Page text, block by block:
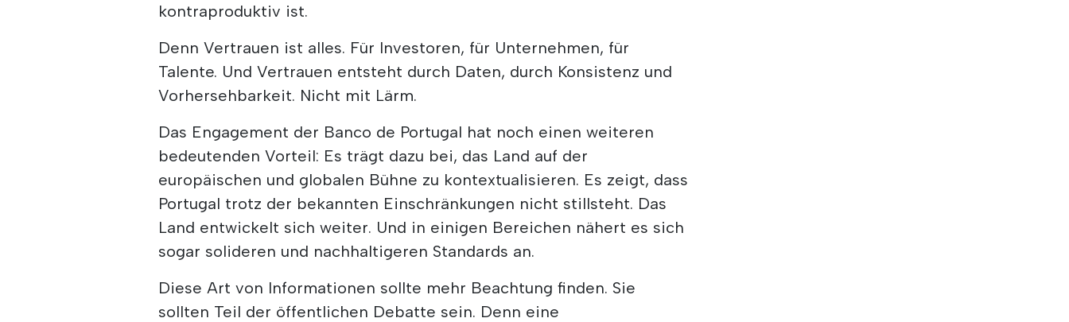
kontraproduktiv ist.
Denn Vertrauen ist alles. Für Investoren, für Unternehmen, für
Talente. Und Vertrauen entsteht durch Daten, durch Konsistenz und
Vorhersehbarkeit. Nicht mit Lärm.
Das Engagement der Banco de Portugal hat noch einen weiteren
bedeutenden Vorteil: Es trägt dazu bei, das Land auf der
europäischen und globalen Bühne zu kontextualisieren. Es zeigt, dass
Portugal trotz der bekannten Einschränkungen nicht stillsteht. Das
Land entwickelt sich weiter. Und in einigen Bereichen nähert es sich
sogar solideren und nachhaltigeren Standards an.
Diese Art von Informationen sollte mehr Beachtung finden. Sie
sollten Teil der öffentlichen Debatte sein. Denn eine